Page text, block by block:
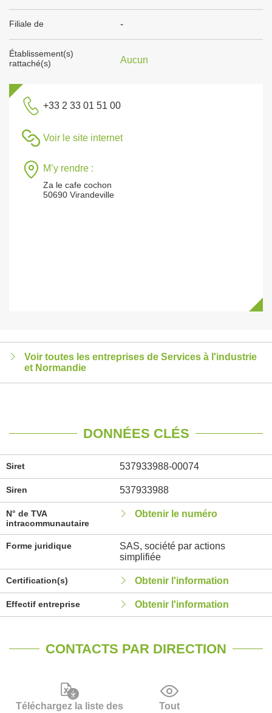
Filiale de -
Établissement(s)
rattaché(s)
Aucun
+33 2 33 01 51 00
Voir le site internet
M’y rendre :
Za le cafe cochon
50690 Virandeville
Voir toutes les entreprises de Services à l'industrie
et Normandie
DONNÉES CLÉS
Siret 537933988-00074
Siren 537933988
N° de TVA
intracommunautaire
Obtenir le numéro
Forme juridique
SAS, société par actions
simplifiée
Certification(s) Obtenir l'information
Effectif entreprise Obtenir l'information
CONTACTS PAR DIRECTION
Téléchargez la liste des
Tout